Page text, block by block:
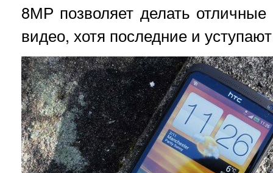
8МР позволяет делать
видео, хотя последние и